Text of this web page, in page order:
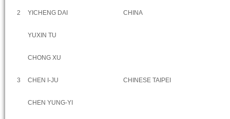
2 YICHENG DAI CHINA
YUXIN TU
CHONG XU
3 CHEN I-JU CHINESE TAIPEI
CHEN YUNG-YI